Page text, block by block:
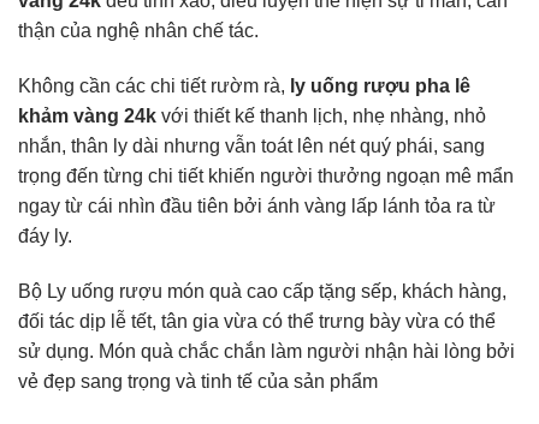
thận của nghệ nhân chế tác.
Không cần các chi tiết rườm rà, ly uống rượu pha lê
khảm vàng 24k với thiết kế thanh lịch, nhẹ nhàng, nhỏ
nhắn, thân ly dài nhưng vẫn toát lên nét quý phái, sang
trọng đến từng chi tiết khiến người thưởng ngoạn mê mẩn
ngay từ cái nhìn đầu tiên bởi ánh vàng lấp lánh tỏa ra từ
đáy ly.
Bộ Ly uống rượu món quà cao cấp tặng sếp, khách hàng,
đối tác dịp lễ tết, tân gia vừa có thể trưng bày vừa có thể
sử dụng. Món quà chắc chắn làm người nhận hài lòng bởi
vẻ đẹp sang trọng và tinh tế của sản phẩm